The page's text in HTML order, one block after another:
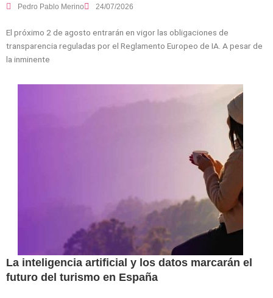
Pedro Pablo Merino 24/07/2026
El próximo 2 de agosto entrarán en vigor las obligaciones de
transparencia reguladas por el Reglamento Europeo de IA. A pesar de
la inminente
La inteligencia artificial y los datos marcarán el
futuro del turismo en España